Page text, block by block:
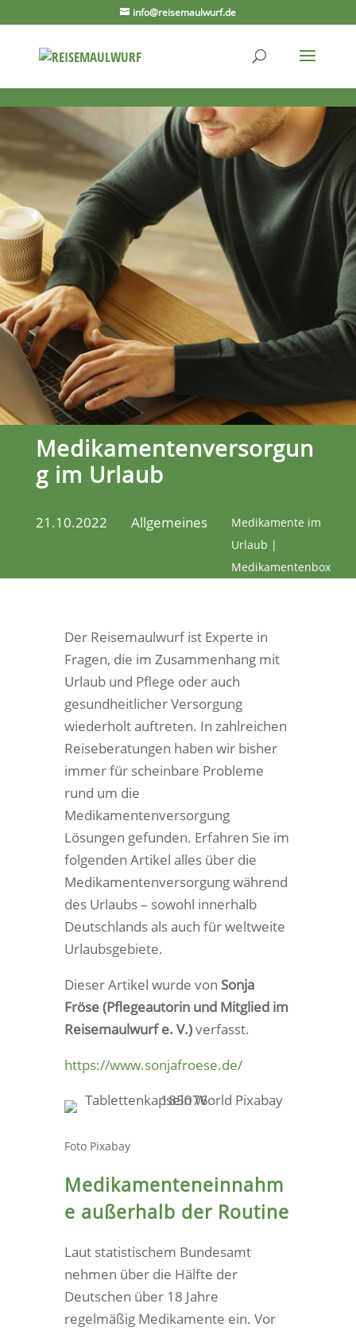
info@reisemaulwurf.de
Medikamentenversorgun
g im Urlaub
21.10.2022 Allgemeines
Medikamente im
Urlaub |
Medikamentenbox
Der Reisemaulwurf ist Experte in
Fragen, die im Zusammenhang mit
Urlaub und Pflege oder auch
gesundheitlicher Versorgung
wiederholt auftreten. In zahlreichen
Reiseberatungen haben wir bisher
immer für scheinbare Probleme
rund um die
Medikamentenversorgung
Lösungen gefunden. Erfahren Sie im
folgenden Artikel alles über die
Medikamentenversorgung während
des Urlaubs – sowohl innerhalb
Deutschlands als auch für weltweite
Urlaubsgebiete.
Dieser Artikel wurde von Sonja
Fröse (Pflegeautorin und Mitglied im
Reisemaulwurf e. V.)verfasst.
https://www.sonjafroese.de/
Foto Pixabay
Medikamenteneinnahm
e außerhalb der Routine
Laut statistischem Bundesamt
nehmen über die Hälfte der
Deutschen über 18 Jahre
regelmäßig Medikamente ein. Vor